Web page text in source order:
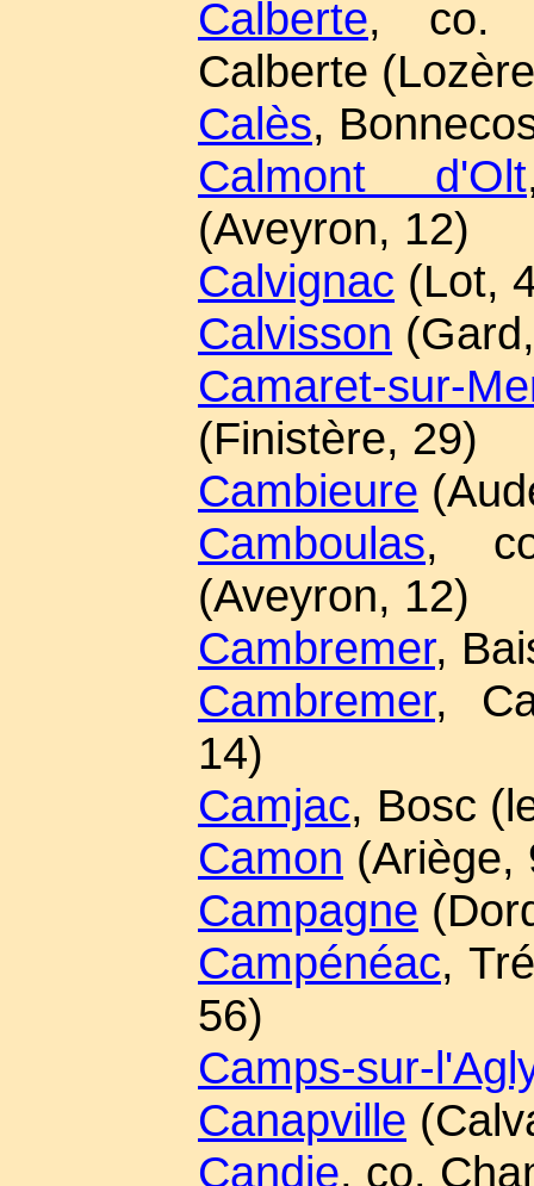
Calberte, co.
Calberte
Calès,
Calmont d'Olt
(Aveyron, 12)
Calvignac (Lot,
Calvisson
Camaret-sur-
(Finistère, 29)
Cambieure
Camboulas,
(Aveyron, 12)
Cambremer,
Cambremer,
14)
Camjac, Bosc
Camon (Ariège,
Campagne
Campénéac,
56)
Camps-sur-
Canapville
Candie, co.